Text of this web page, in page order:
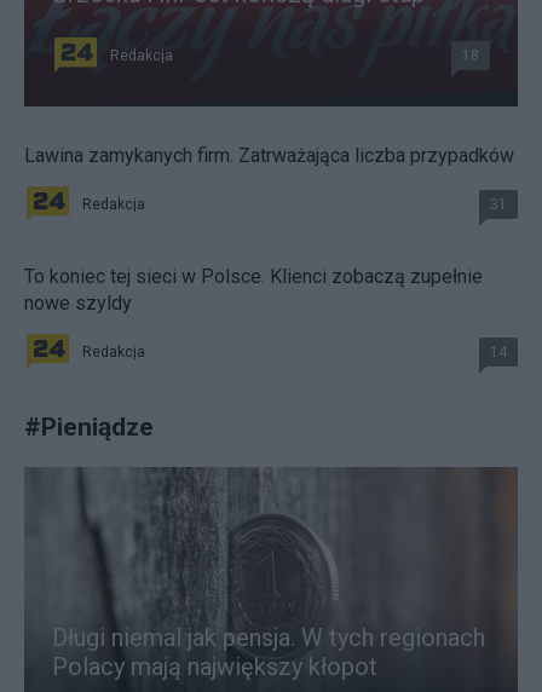
Redakcja 18
Lawina zamykanych firm. Zatrważająca liczba przypadków
Redakcja 31
To koniec tej sieci w Polsce. Klienci zobaczą zupełnie
nowe szyldy
Redakcja 14
#Pieniądze
Długi niemal jak pensja. W tych regionach
Polacy mają największy kłopot